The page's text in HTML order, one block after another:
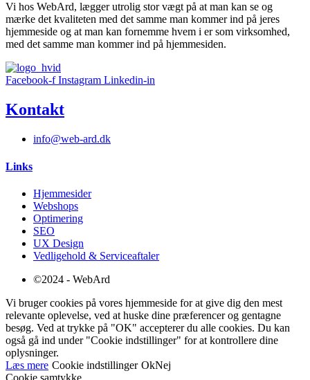
Vi hos WebArd, lægger utrolig stor vægt på at man kan se og
mærke det kvaliteten med det samme man kommer ind på jeres
hjemmeside og at man kan fornemme hvem i er som virksomhed,
med det samme man kommer ind på hjemmesiden.
Facebook-f Instagram Linkedin-in
Kontakt
info@web-ard.dk
Links
Hjemmesider
Webshops
Optimering
SEO
UX Design
Vedligehold & Serviceaftaler
©2024 - WebArd
Vi bruger cookies på vores hjemmeside for at give dig den mest
relevante oplevelse, ved at huske dine præferencer og gentagne
besøg. Ved at trykke på "OK" accepterer du alle cookies. Du kan
også gå ind under "Cookie indstillinger" for at kontrollere dine
oplysninger.
Læs mere Cookie indstillinger OkNej
Cookie samtykke